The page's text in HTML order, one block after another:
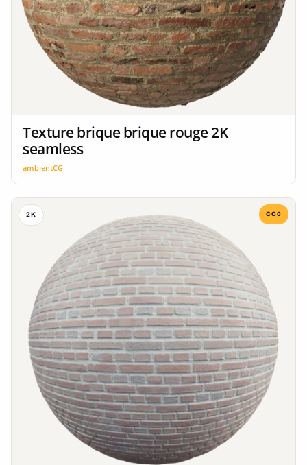
Texture brique brique rouge 2K
seamless
ambientCG
2K CC0